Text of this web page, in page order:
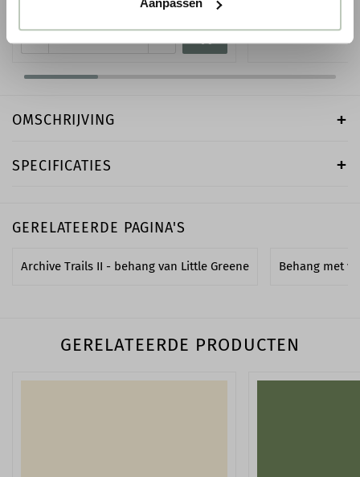
Aanpassen
● Verzonden in 1-2 werkdagen
OMSCHRIJVING
SPECIFICATIES
GERELATEERDE PAGINA'S
Archive Trails II - behang van Little Greene Behang met
GERELATEERDE PRODUCTEN